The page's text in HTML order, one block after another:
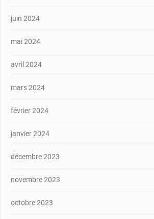
juin 2024
mai 2024
avril 2024
mars 2024
février 2024
janvier 2024
décembre 2023
novembre 2023
octobre 2023